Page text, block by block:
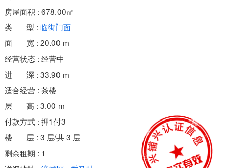
房屋面积 : 678.00㎡
类 型 : 临街门面
面 宽 : 20.00 m
经营状态 : 经营中
进 深 : 33.90 m
适合经营 : 茶楼
层 高 : 3.00 m
付款方式 : 押1付3
楼 层 : 3 层/共 3 层
剩余租期 : 1